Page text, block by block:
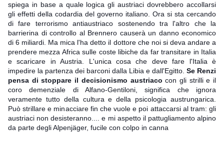
spiega in base a quale logica gli austriaci dovrebbero accollarsi
gli effetti della codardia del governo italiano. Ora si sta cercando
di fare terrorismo antiaustriaco sostenendo tra l'altro che la
barrierina di controllo al Brennero causerà un danno economico
di 6 miliardi. Ma mica l'ha detto il dottore che noi si deva andare a
prendere mezza Africa sulle coste libiche da far transitare in Italia
e scaricare in Austria. L'unica cosa che deve fare l'Italia è
impedire la partenza dei barconi dalla Libia e dall'Egitto. Se Renzi
pensa di stoppare il decisionismo austriaco con gli strilli e il
coro demenziale di Alfano-Gentiloni, significa che ignora
veramente tutto della cultura e della psicologia austrungarica.
Può strillare e minacciare fin che vuole e poi attaccarsi al tram: gli
austriaci non desisteranno.... e mi aspetto il pattugliamento alpino
da parte degli Alpenjäger, fucile con colpo in canna